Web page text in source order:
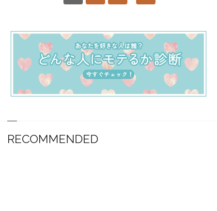
RECOMMENDED